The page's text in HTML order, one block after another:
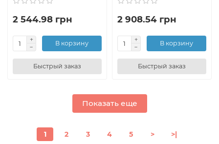
2 544.98 грн
В корзину
Быстрый заказ
2 908.54 грн
В корзину
Быстрый заказ
Показать еще
1 2 3 4 5 > >|